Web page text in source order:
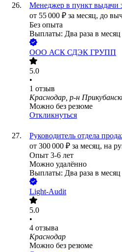
Менеджер в пункт
от 55 000 ₽ за месяц, до
Без опыта
Выплаты: Два раза в месяц
ООО АСК СДЭК ГРУПП
5.0
•
1 отзыв
Краснодар, р-н
Можно без резюме
Откликнуться
Руководитель отдела
от 300 000 ₽ за месяц, на
Опыт 3-6 лет
Можно удалённо
Выплаты: Два раза в месяц
Light-Audit
5.0
•
4 отзыва
Краснодар
Можно без резюме